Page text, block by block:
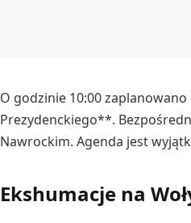
O godzinie 10:00
Prezydenckiego**.
Nawrockim. Agenda jest
Ekshumacje na